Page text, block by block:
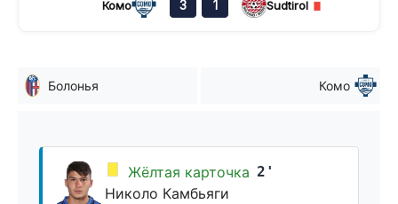
Комо 3 1 Sudtirol
Болонья Комо
Жёлтая карточка 2'
Николо Камбьяги